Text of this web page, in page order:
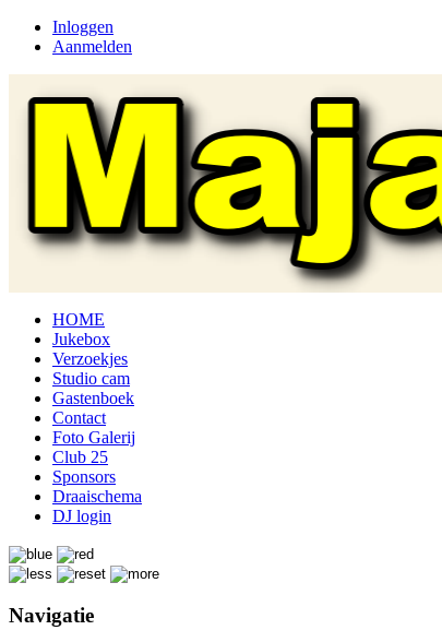
Inloggen
Aanmelden
HOME
Jukebox
Verzoekjes
Studio cam
Gastenboek
Contact
Foto Galerij
Club 25
Sponsors
Draaischema
DJ login
Navigatie